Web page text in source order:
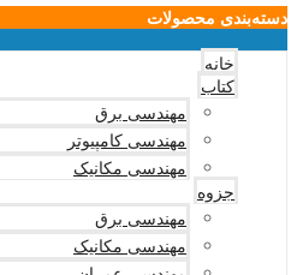
دسته‌بندی محصولات
خانه
کتاب
مهندسی برق
مهندسی کامپیوتر
مهندسی مکانیک
جزوه
مهندسی برق
مهندسی مکانیک